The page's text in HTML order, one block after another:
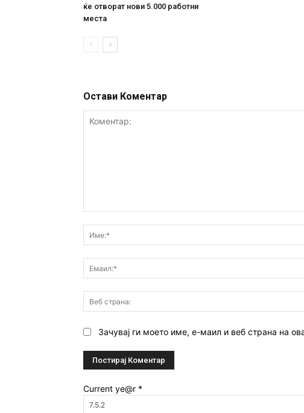
ќе отворат нови 5.000 работни
места
Остави Коментар
Зачувај ги моето име, е-маил и веб страна на
Current ye@r *